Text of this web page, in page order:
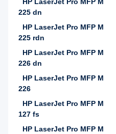
HP LaserJet Pro MFP M
225 dn
HP LaserJet Pro MFP M
225 rdn
HP LaserJet Pro MFP M
226 dn
HP LaserJet Pro MFP M
226
HP LaserJet Pro MFP M
127 fs
HP LaserJet Pro MFP M